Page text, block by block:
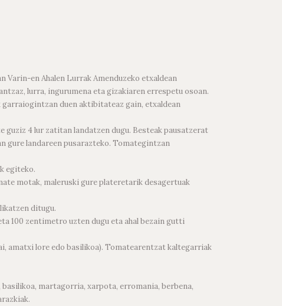
en Ahalen Lurrak Amenduzeko etxaldean
lurra, ingurumena eta gizakiaren errespetu osoan.
duen aktibitateaz gain, etxaldean
guziz 4 lur zatitan landatzen dugu. Besteak pausatzerat
gure landareen pusarazteko. Tomategintzan
egiteko.
motak, maleruski gure plateretarik desagertuak
ditugu.
100 zentimetro uzten dugu eta ahal bezain gutti
amatxi lore edo basilikoa). Tomatearentzat kaltegarriak
martagorria, xarpota, erromania, berbena,